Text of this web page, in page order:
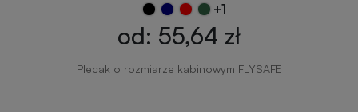
+1
od: 55,64 zł
Plecak o rozmiarze kabinowym FLYSAFE